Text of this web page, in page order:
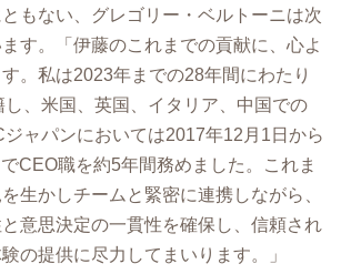
もない、グレゴリー・ベルトーニは次
す。「伊藤のこれまでの貢献に、心よ
。私は2023年までの28年間にわたり
、米国、英国、イタリア、中国での
ャパンにおいては2017年12月1日から
CEO職を約5年間務めました。これま
生かしチームと緊密に連携しながら、
意思決定の一貫性を確保し、信頼され
の提供に尽力してまいります。」